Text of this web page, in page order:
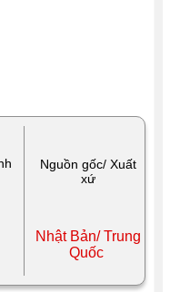
Nguồn gốc/ Xuất
xứ
Nhật Bản/ Trung
Quốc